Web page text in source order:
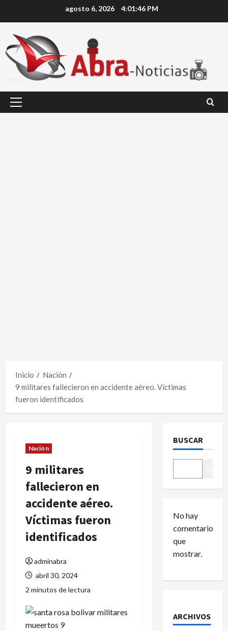
agosto 6, 2026 4:01:46 PM
Menú
Inicio
Nación
9 militares fallecieron en accidente aéreo. Víctimas
fueron identificados
Nación
9 militares
fallecieron en
accidente aéreo.
Víctimas fueron
identificados
adminabra
abril 30, 2024
2 minutos de lectura
BUSCAR
No hay
comentarios
que
mostrar.
ARCHIVOS